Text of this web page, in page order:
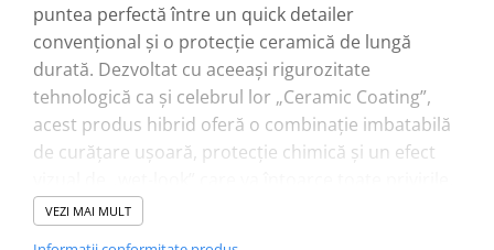
Compartiment Motor
Paint Protection Film (PPF)
Oferte Speciale
Detailing Outlet
Distinct Lifestyle
Acreditări & Training
puntea perfectă între un quick detailer
convențional și o protecție ceramică de lungă
durată. Dezvoltat cu aceeași rigurozitate
tehnologică ca și celebrul lor „Ceramic Coating”,
acest produs hibrid oferă o combinație imbatabilă
de curățare ușoară, protecție chimică și un efect
Este soluția ideală pentru a adăuga un strat
VEZI MAI MULT